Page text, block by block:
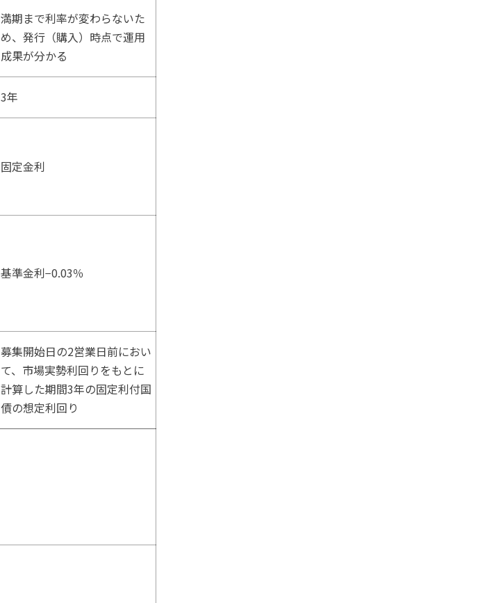
満期まで利率が変わらないた
め、発行（購入）時点で運用
成果が分かる
3年
固定金利
基準金利−0.03％
募集開始日の2営業日前におい
て、市場実勢利回りをもとに
計算した期間3年の固定利付国
債の想定利回り